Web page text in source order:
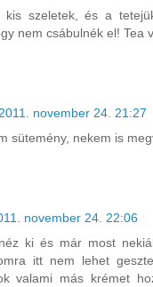
kis szeletek, és a
nem csábulnék el! Tea
november 24. 21:27
sütemény, nekem is
november 24. 22:06
ki és már most
itt nem lehet
valami más krémet